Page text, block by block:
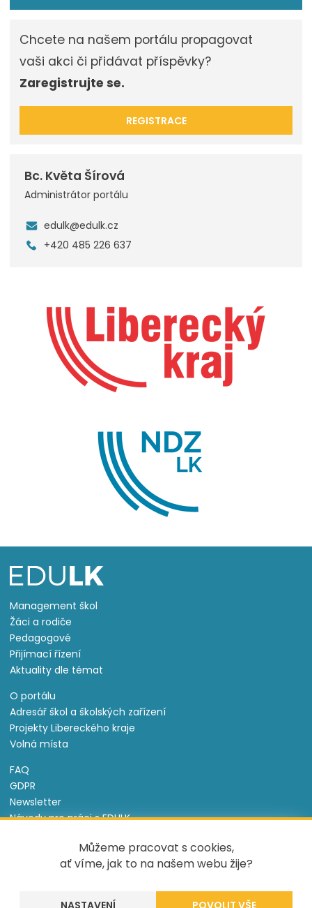
Můžeme pracovat s cookies,
ať víme, jak to na našem webu žije?
NASTAVENÍ
Chcete na našem portálu propagovat
vaši akci či přidávat příspěvky?
Zaregistrujte se.
REGISTRACE
Bc. Květa Šírová
Administrátor portálu
edulk@edulk.cz
+420 485 226 637
Management škol
Žáci a rodiče
Pedagogové
Přijímací řízení
Aktuality dle témat
O portálu
Adresář škol a školských zařízení
Projekty Libereckého kraje
Volná místa
FAQ
GDPR
Newsletter
Návody pro práci s EDULK
Nastavení cookies
Informace o souborech cookie